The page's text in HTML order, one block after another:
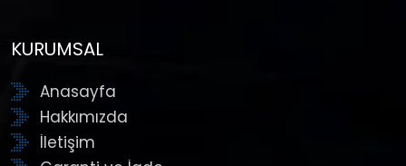
KURUMSAL
Anasayfa
Hakkımızda
İletişim